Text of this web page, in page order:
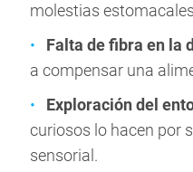
molestias
Falta de fibra en la
a compensar una
Exploración del
curiosos lo hacen por
sensorial.